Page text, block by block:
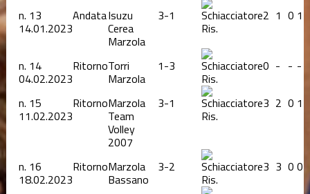
n. 13
14.01.2023
AndataIsuzu
Cerea
Marzola
3-1
Ris.
2 1 0 1
n. 14
04.02.2023
RitornoTorri
Marzola
1-3
Ris.
0 - - -
n. 15
11.02.2023
RitornoMarzola
Team
Volley
2007
3-1
Ris.
3 2 0 1
n. 16
18.02.2023
RitornoMarzola
Bassano
3-2
Ris.
3 3 0 0